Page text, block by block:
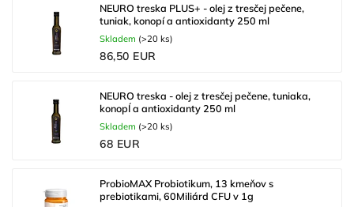
NEURO treska PLUS+ - olej z tresčej pečene,
tuniak, konopí a antioxidanty 250 ml
Skladem (>20 ks)
86,50 EUR
NEURO treska - olej z tresčej pečene, tuniaka,
konopÍ a antioxidanty 250 ml
Skladem (>20 ks)
68 EUR
ProbioMAX Probiotikum, 13 kmeňov s
prebiotikami, 60Miliárd CFU v 1g